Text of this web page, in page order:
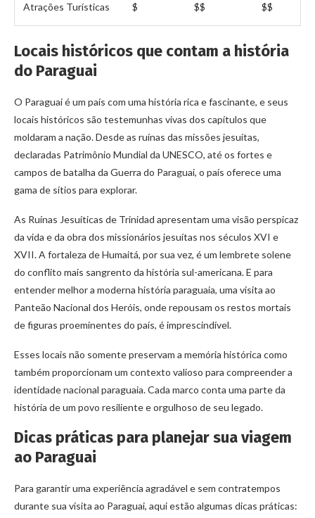
Atrações Turísticas $ $$ $$
Locais históricos que contam a história
do Paraguai
O Paraguai é um país com uma história rica e fascinante, e seus
locais históricos são testemunhas vivas dos capítulos que
moldaram a nação. Desde as ruínas das missões jesuítas,
declaradas Patrimônio Mundial da UNESCO, até os fortes e
campos de batalha da Guerra do Paraguai, o país oferece uma
gama de sítios para explorar.
As Ruínas Jesuíticas de Trinidad apresentam uma visão perspicaz
da vida e da obra dos missionários jesuítas nos séculos XVI e
XVII. A fortaleza de Humaitá, por sua vez, é um lembrete solene
do conflito mais sangrento da história sul-americana. E para
entender melhor a moderna história paraguaia, uma visita ao
Panteão Nacional dos Heróis, onde repousam os restos mortais
de figuras proeminentes do país, é imprescindível.
Esses locais não somente preservam a memória histórica como
também proporcionam um contexto valioso para compreender a
identidade nacional paraguaia. Cada marco conta uma parte da
história de um povo resiliente e orgulhoso de seu legado.
Dicas práticas para planejar sua viagem
ao Paraguai
Para garantir uma experiência agradável e sem contratempos
durante sua visita ao Paraguai, aqui estão algumas dicas práticas: